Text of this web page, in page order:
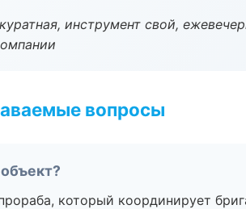
инструмент свой,
вопросы
который координирует